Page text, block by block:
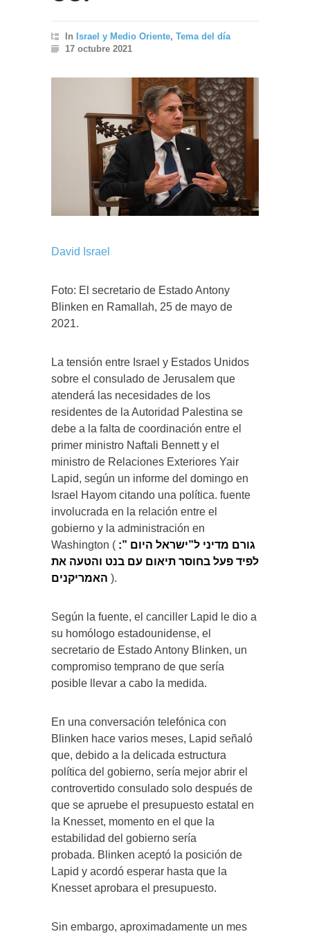
In Israel y Medio Oriente, Tema del día
17 octubre 2021
David Israel
Foto: El secretario de Estado Antony
Blinken en Ramallah, 25 de mayo de
2021.
La tensión entre Israel y Estados Unidos
sobre el consulado de Jerusalem que
atenderá las necesidades de los
residentes de la Autoridad Palestina se
debe a la falta de coordinación entre el
primer ministro Naftali Bennett y el
ministro de Relaciones Exteriores Yair
Lapid, según un informe del domingo en
Israel Hayom citando una política. fuente
involucrada en la relación entre el
gobierno y la administración en
Washington ( גורם מדיני ל”ישראל היום ”:
לפיד פעל בחוסר תיאום עם בנט והטעה את
האמריקנים ).
Según la fuente, el canciller Lapid le dio a
su homólogo estadounidense, el
secretario de Estado Antony Blinken, un
compromiso temprano de que sería
posible llevar a cabo la medida.
En una conversación telefónica con
Blinken hace varios meses, Lapid señaló
que, debido a la delicada estructura
política del gobierno, sería mejor abrir el
controvertido consulado solo después de
que se apruebe el presupuesto estatal en
la Knesset, momento en el que la
estabilidad del gobierno sería
probada. Blinken aceptó la posición de
Lapid y acordó esperar hasta que la
Knesset aprobara el presupuesto.
Sin embargo, aproximadamente un mes